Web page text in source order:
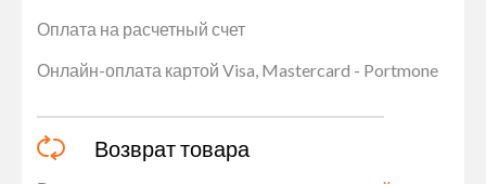
Оплата на расчетный счет
Онлайн-оплата картой Visa, Mastercard - Portmone
Возврат товара